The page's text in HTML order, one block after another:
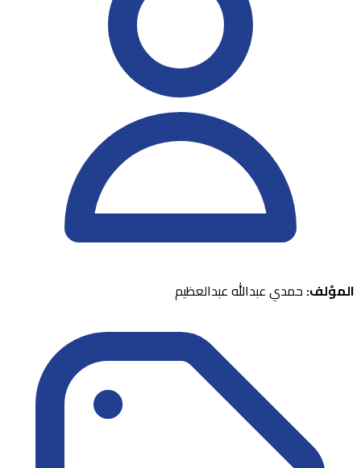
المؤلف: حمدي عبدالله عبدالعظيم